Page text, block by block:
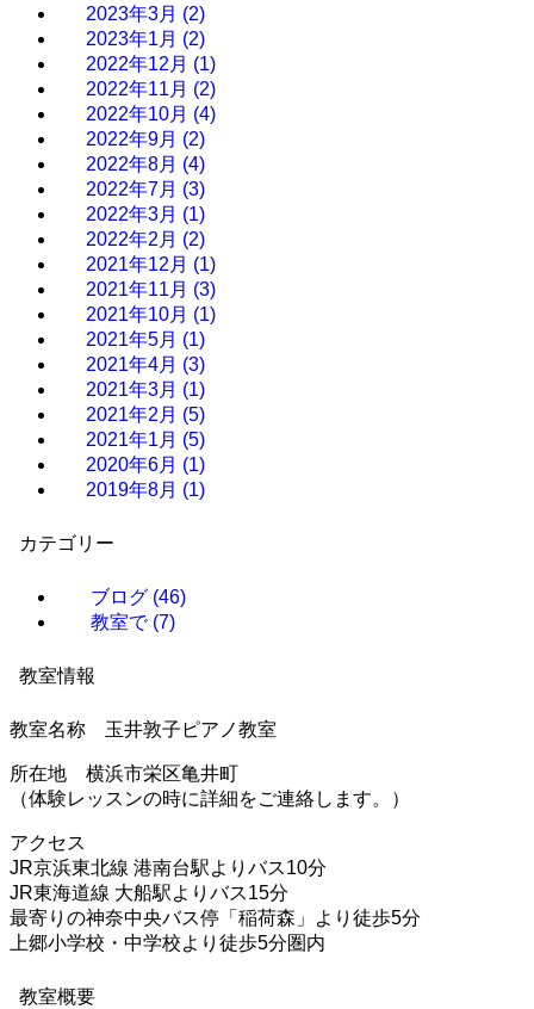
2023年3月 (2)
2023年1月 (2)
2022年12月 (1)
2022年11月 (2)
2022年10月 (4)
2022年9月 (2)
2022年8月 (4)
2022年7月 (3)
2022年3月 (1)
2022年2月 (2)
2021年12月 (1)
2021年11月 (3)
2021年10月 (1)
2021年5月 (1)
2021年4月 (3)
2021年3月 (1)
2021年2月 (5)
2021年1月 (5)
2020年6月 (1)
2019年8月 (1)
カテゴリー
ブログ (46)
教室で (7)
教室情報
教室名称 玉井敦子ピアノ教室
所在地 横浜市栄区亀井町
（体験レッスンの時に詳細をご連絡します。）
アクセス
JR京浜東北線 港南台駅よりバス10分
JR東海道線 大船駅よりバス15分
最寄りの神奈中央バス停「稲荷森」より徒歩5分
上郷小学校・中学校より徒歩5分圏内
教室概要